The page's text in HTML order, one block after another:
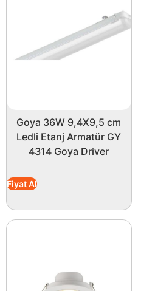
Goya 36W 9,4X9,5 cm
Ledli Etanj Armatür GY
4314 Goya Driver
Fiyat Al